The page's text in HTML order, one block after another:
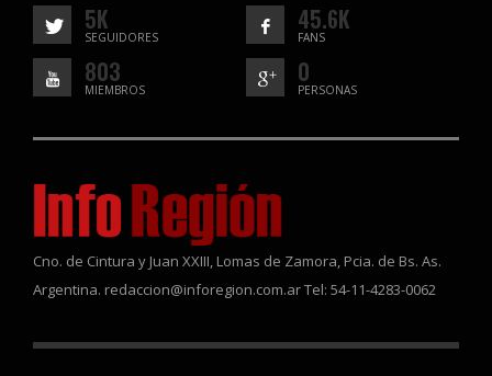
5K
SEGUIDORES
45.6K
FANS
803
MIEMBROS
0
PERSONAS
Cno. de Cintura y Juan XXIII, Lomas de Zamora, Pcia. de Bs. As.
Argentina. redaccion@inforegion.com.ar Tel: 54-11-4283-0062